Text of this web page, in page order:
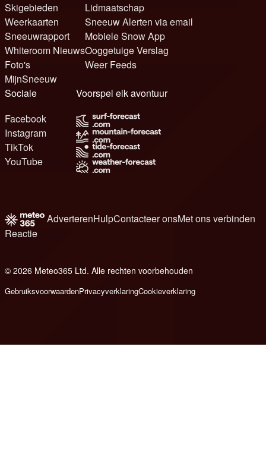
Skigebieden
Weerkaarten
Sneeuwrapport
Whiteroom Nieuws
Foto's
MijnSneeuw
Lidmaatschap
Sneeuw Alerten via email
Mobiele Snow App
Ooggetuige Verslag
Weer Feeds
Sociale
Facebook
Instagram
TikTok
YouTube
Voorspel elk avontuur
AdverterenHulpContacteer onsMet ons verbinden
Reactie
© 2026 Meteo365 Ltd. Alle rechten voorbehouden
GebruiksvoorwaardenPrivacyverklaringCookieverklaring